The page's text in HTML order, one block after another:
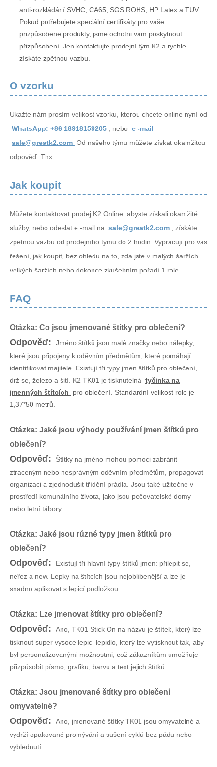
anti-rozkládání SVHC, CA65, SGS ROHS, HP Latex a TUV.
Pokud potřebujete speciální certifikáty pro vaše
přizpůsobené produkty, jsme ochotni vám poskytnout
přizpůsobení. Jen kontaktujte prodejní tým K2 a rychle
získáte zpětnou vazbu.
O vzorku
Ukažte nám prosím velikost vzorku, kterou chcete online nyní od
WhatsApp: +86 18918159205
, nebo e -mail
sale@greatk2.com Od našeho týmu můžete získat okamžitou
odpověď. Thx
Jak koupit
Můžete kontaktovat prodej K2 Online, abyste získali okamžité
služby, nebo odeslat e -mail na sale@greatk2.com
, získáte
zpětnou vazbu od prodejního týmu do 2 hodin. Vypracují pro vás
řešení, jak koupit, bez ohledu na to, zda jste v malých šaržích
velkých šaržích nebo dokonce zkušebním pořadí 1 role.
FAQ
Otázka: Co jsou jmenované štítky pro oblečení?
Odpověď:
Jméno štítků jsou malé značky nebo nálepky,
které jsou připojeny k oděvním předmětům, které pomáhají
identifikovat majitele. Existují tři typy jmen štítků pro oblečení,
drž se, železo a šití. K2 TK01 je tisknutelná tyčinka na
jmenných štítcích
pro oblečení. Standardní velikost role je
1,37*50 metrů.
Otázka: Jaké jsou výhody používání jmen štítků pro
oblečení?
Odpověď:
Štítky na jméno mohou pomoci zabránit
ztraceným nebo nesprávným oděvním předmětům, propagovat
organizaci a zjednodušit třídění prádla. Jsou také užitečné v
prostředí komunálního života, jako jsou pečovatelské domy
nebo letní tábory.
Otázka: Jaké jsou různé typy jmen štítků pro
oblečení?
Odpověď:
Existují tři hlavní typy štítků jmen: přilepit se,
neřez a new. Lepky na štítcích jsou nejoblíbenější a lze je
snadno aplikovat s lepicí podložkou.
Otázka: Lze jmenovat štítky pro oblečení?
Odpověď:
Ano, TK01 Stick On na názvu je štítek, který lze
tisknout super vysoce lepicí lepidlo, který lze vytisknout tak, aby
byl personalizovanými možnostmi, což zákazníkům umožňuje
přizpůsobit písmo, grafiku, barvu a text jejich štítků.
Otázka: Jsou jmenované štítky pro oblečení
omyvatelné?
Odpověď:
Ano, jmenované štítky TK01 jsou omyvatelné a
vydrží opakované promývání a sušení cyklů bez pádu nebo
vyblednutí.